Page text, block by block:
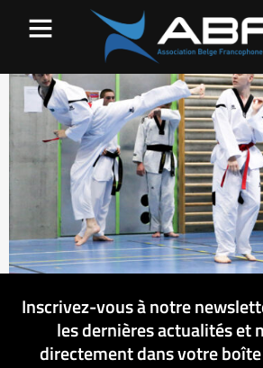
Inscrivez-vous à notre
les dernières actualités et
directement dans votre